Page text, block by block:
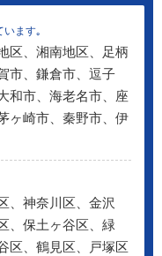
います｡
区、湘南地区、足柄
市、鎌倉市、逗子
和市、海老名市、座
ヶ崎市、秦野市、伊
、神奈川区、金沢
、保土ヶ谷区、緑
区、鶴見区、戸塚区